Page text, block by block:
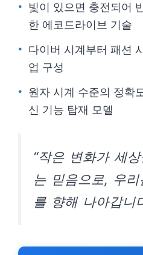
빛이 있으면 충전되어
한 에코드라이브 기술
다이버 시계부터 패션
업 구성
원자 시계 수준의 정확
신 기능 탑재 모델
“작은 변화가 세
는 믿음으로, 우
를 향해 나아갑니